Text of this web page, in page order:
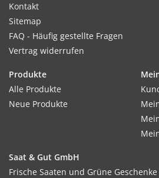
Kontakt
Sitemap
FAQ - Häufig gestellte Fragen
Vertrag widerrufen
Produkte
Alle Produkte
Neue Produkte
Saat & Gut GmbH
Frische Saaten und Grüne Geschenke